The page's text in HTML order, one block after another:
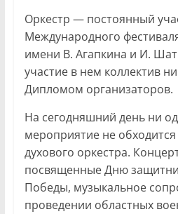
Оркестр — постоянный
Международного
имени В. Агапкина и И.
участие в нем коллектив
Дипломом организаторов.
На сегодняшний день ни
мероприятие не
духового оркестра.
посвященные Дню
Победы, музыкальное
проведении областных